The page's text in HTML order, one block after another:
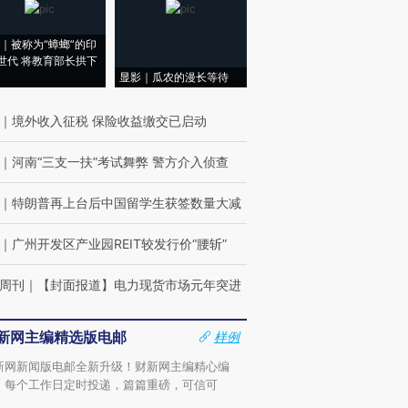
被称为“蟑螂”的印
代 将教育部长拱下
显影｜瓜农的漫长等待
｜ 境外收入征税 保险收益缴交已启动
｜ 河南“三支一扶”考试舞弊 警方介入侦查
｜ 特朗普再上台后中国留学生获签数量大减
｜ 广州开发区产业园REIT较发行价“腰斩”
刊 ｜ 【封面报道】电力现货市场元年突进
网主编精选版电邮
样例
网新闻版电邮全新升级！财新网主编精心编
每个工作日定时投递，篇篇重磅，可信可